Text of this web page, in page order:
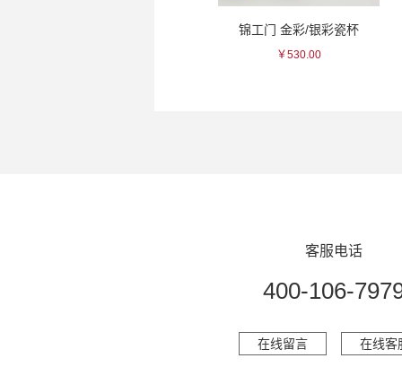
锦工门 金彩/银彩瓷杯
￥530.00
客服电话
400-106-
在线留言 在线客